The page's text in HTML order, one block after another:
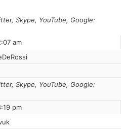
Skype, YouTube, Google
am
Skype, YouTube, Google
pm